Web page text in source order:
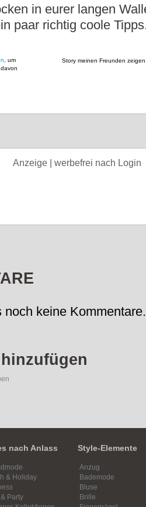
in eurer langen
paar richtig coole
Story meinen Freunden
, um
Anzeige | werbefrei nach Login
noch keine
nach Anlass
& Holiday
Party
Style-Elemente
Anzug
Bademode
Bluse
Brille